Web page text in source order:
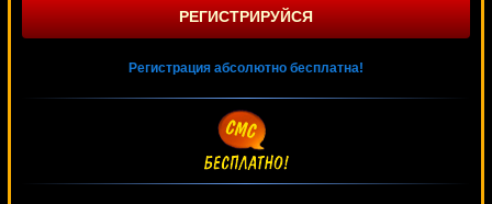
РЕГИСТРИРУЙСЯ
Регистрация абсолютно бесплатна!